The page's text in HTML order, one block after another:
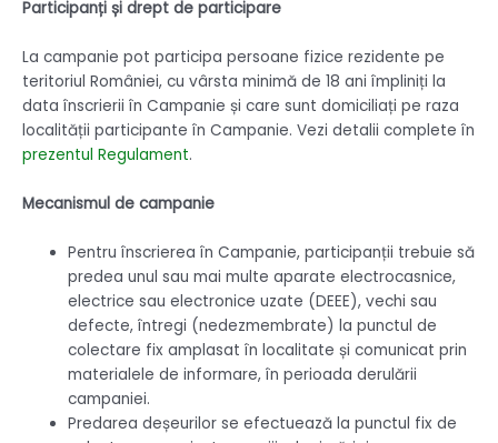
Participanți și drept de participare
La campanie pot participa persoane fizice rezidente pe
teritoriul României, cu vârsta minimă de 18 ani împliniți la
data înscrierii în Campanie și care sunt domiciliați pe raza
localității participante în Campanie. Vezi detalii complete în
prezentul Regulament.
Mecanismul de campanie
Pentru înscrierea în Campanie, participanții trebuie să
predea unul sau mai multe aparate electrocasnice,
electrice sau electronice uzate (DEEE), vechi sau
defecte, întregi (nedezmembrate) la punctul de
colectare fix amplasat în localitate și comunicat prin
materialele de informare, în perioada derulării
campaniei.
Predarea deșeurilor se efectuează la punctul fix de